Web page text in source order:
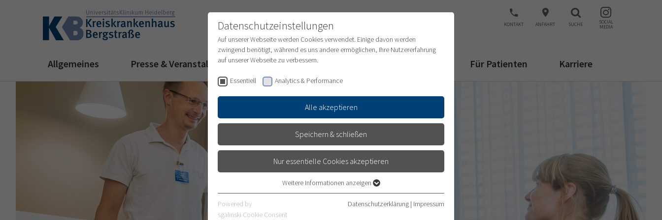
KONTAKT ANFAHRT SUCHE SOCIAL
MEDIA
Allgemeines Presse & Veranstaltungen Medizinische Abteilungen Für Patienten Karriere
Datenschutzeinstellungen
Auf unserer Webseite werden Cookies verwendet. Einige davon werden
zwingend benötigt, während es uns andere ermöglichen, Ihre Nutzererfahrung
auf unserer Webseite zu verbessern.
Essentiell Analytics & Performance
Alle akzeptieren
Speichern & schließen
Nur essentielle Cookies akzeptieren
Essentielle Cookies werden für grundlegende Funktionen der Webseite
benötigt. Dadurch ist gewährleistet, dass die Webseite einwandfrei
Weitere Informationen anzeigen
Powered by
sgalinski Cookie Consent
Datenschutzerklärung | Impressum